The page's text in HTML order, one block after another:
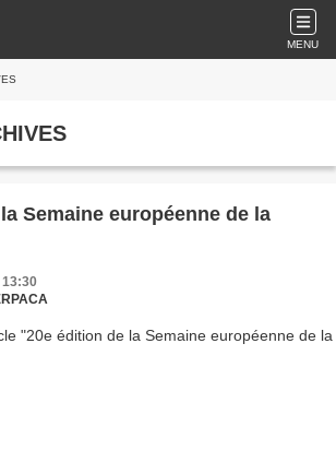
MENU
Semaine européenne de la
13:30